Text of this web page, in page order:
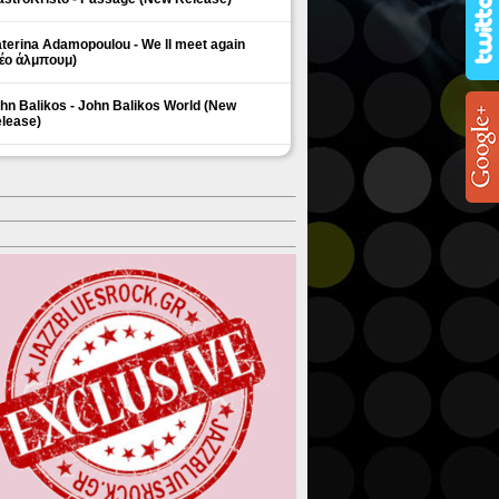
Adamopoulou - We ll meet again
άλμπουμ)
Balikos - John Balikos World (New